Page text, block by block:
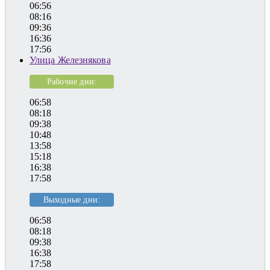
06:56
08:16
09:36
16:36
17:56
Улица Железнякова
Рабочие дни:
06:58
08:18
09:38
10:48
13:58
15:18
16:38
17:58
Выходные дни:
06:58
08:18
09:38
16:38
17:58